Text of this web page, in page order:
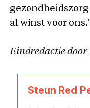
al winst voor
Eindredactie door
Steun Red